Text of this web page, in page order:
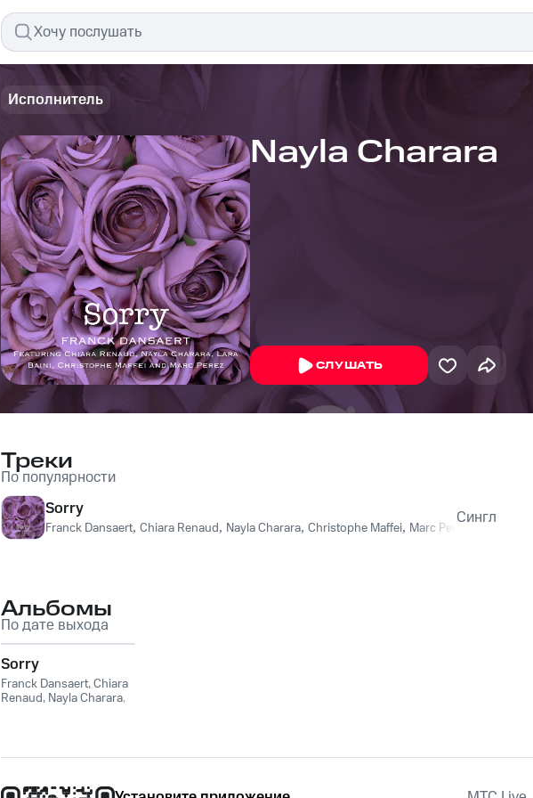
Исполнитель
Nayla Charara
СЛУШАТЬ
Треки
По популярности
Sorry
Franck Dansaert, Chiara Renaud, Nayla Charara, Christophe Maffei, Marc Perez ,
Сингл
Альбомы
По дате выхода
Sorry
Franck Dansaert,Chiara
Renaud, Nayla Charara,